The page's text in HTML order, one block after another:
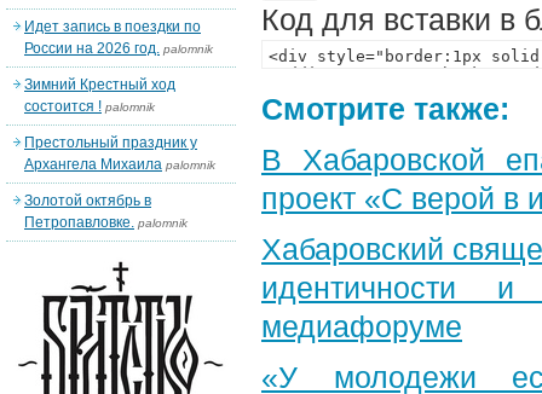
Код для вставки в
Смотрите также:
В Хабаровской
проект «С верой в
Хабаровский
идентичности
медиафоруме
«У молодежи
Идет запись в поездки по
России на 2026 год. palomnik
Зимний Крестный ход
состоится ! palomnik
Престольный праздник у
Архангела Михаила palomnik
Золотой октябрь в
Петропавловке. palomnik